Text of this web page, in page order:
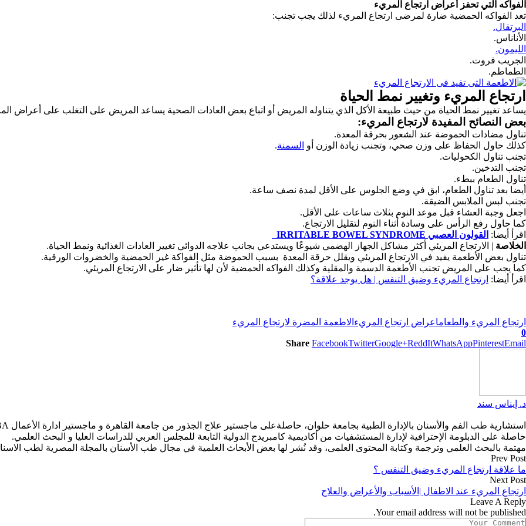
الفواكه التي تحفز أعراض ارتجاع المريء
تعد الفواكه الحمضية ضارة لمرضى ارتجاع المريء لذلك يجب تجنب:
البرتقال.
الأناناس.
الليمون.
الجريب فروت.
الطماطم.
ارتجاع المريء وتغيير نمط الحياة
يساعد تغيير نمط الحياة من حيث طبيعة الأكل الذي يتناوله المريض أو اتباع بعض العادات الصحية يساعد المريض على التغلب على أعراض
بعض النصائح المفيدة لارتجاع المريء:
تناول مضادات الحموضة عند الشعور بحرقة المعدة.
كذلك حاول الحفاظ على وزن صحي، وتجنب زيادة الوزن أو السمنة.
تجنب تناول الكحوليات.
تجنب التدخين.
تناول الطعام ببطء.
أيضا بعد تناول الطعام، ابق في وضع الجلوس على الأقل لمدة نصف ساعة.
تجنب لبس الملابس الضيقة.
اجعل وجبة العشاء قبل موعد النوم بثلاث ساعات على الأقل.
كما حاول رفع الرأس على وسادة أثناء النوم لتقليل الارتجاع.
اقرأ أيضا: القولون العصبي IRRITABLE BOWEL SYNDROME
الخلاصة | الارتجاع المريئي أكثر مشاكل الجهاز الهضمي شيوعًا ويستدعي بجانب علاجه الدوائي تغيير العادات الغذائية ونمط الحياة.
تناول بعض الأطعمة يفيد في الارتجاع المريئي ويقلل حرقة المعدة بسبب الحموضة مثل الفواكة غير الحمضية والخضروات الورقية.
كما يجب على المريض تجنب الأطعمة الدسمة والمقلية وكذلك الفواكه الحمضية لأن لها تأثير ضار على الارتجاع المريئي.
اقرأ أيضا: ارتجاع المريء وضيق التنفس | هل يوجد علاقة؟
ارتجاع المريء والطعاماعراض ارتجاع المريء الاطعمة المضرة لارتجاع المريء
0
Share FacebookTwitterGoogle+ReddItWhatsAppPinterestEmail
د. إيناس سند
حاصلة على الدبلومة الإحترافية لإدارة المستشفيات من أكاديمية كامبريدج الدولية التابعة للمجلس العربي للدراسات العليا و البحث العلمي.
مهتمة بالبحث العلمي وترجمة وكتابة المحتوى العلمى، وقد نُشر لها بعض الأبحاث العلمية في مجال طب الأسنان بالمجلة المصرية لطب
Prev Post
ما علاقة ارتجاع المريء وضيق التنفس ؟
Next Post
ارتجاع المريء عند الاطفال |الأسباب والأعراض والعلاج
Leave A Reply
Your email address will not be published.